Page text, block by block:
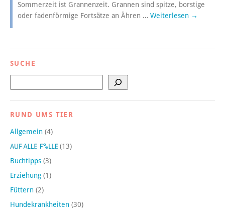
Sommerzeit ist Grannenzeit. Grannen sind spitze, borstige
oder fadenförmige Fortsätze an Ähren … Weiterlesen →
SUCHE
RUND UMS TIER
Allgemein (4)
(13)
Buchtipps (3)
Erziehung (1)
Füttern (2)
Hundekrankheiten (30)